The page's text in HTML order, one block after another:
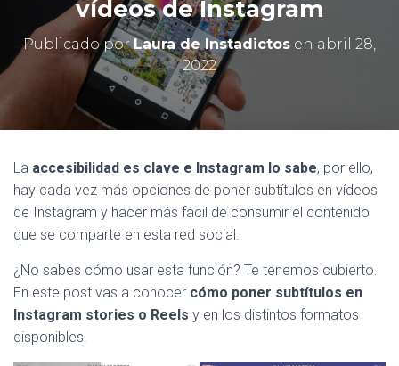
vídeos de Instagram
Publicado porLaura de Instadictos en abril 28,
2022
La accesibilidad es clave e Instagram lo sabe, por ello,
hay cada vez más opciones de poner subtítulos en vídeos
de Instagram y hacer más fácil de consumir el contenido
que se comparte en esta red social.
¿No sabes cómo usar esta función? Te tenemos cubierto.
En este post vas a conocer cómo poner subtítulos en
Instagram stories o Reels y en los distintos formatos
disponibles.